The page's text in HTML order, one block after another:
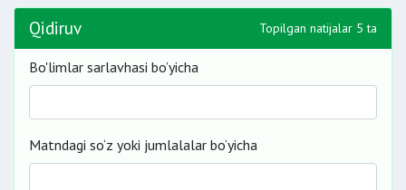
Qidiruv Topilgan natijalar 5 ta
Bo'limlar sarlavhasi bo’yicha
Matndagi so‘z yoki jumlalalar bo‘yicha